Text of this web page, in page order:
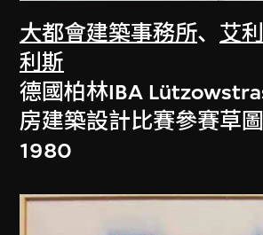
大都會建築事務所、 艾
利斯
德國柏林IBA
房建築設計比賽參賽草圖
1980